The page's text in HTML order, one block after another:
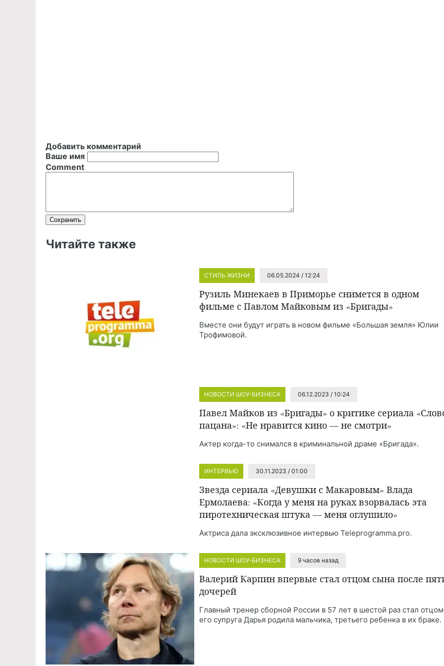
Добавить комментарий
Ваше имя
Comment
Читайте также
СТИЛЬ ЖИЗНИ 06.05.2024 / 12:24
Рузиль Минекаев в Приморье снимется в одном
фильме с Павлом Майковым из «Бригады»
Вместе они будут играть в новом фильме «Большая земля» Юлии
Трофимовой.
НОВОСТИ ШОУ-БИЗНЕСА 06.12.2023 / 10:24
Павел Майков из «Бригады» о критике сериала
пацана»: «Не нравится кино — не смотри»
Актер когда-то снимался в криминальной драме «Бригада».
ИНТЕРВЬЮ 30.11.2023 / 01:00
Звезда сериала «Девушки с Макаровым» Влада
Ермолаева: «Когда у меня на руках взорвалась эта
пиротехническая штука — меня оглушило»
Актриса дала эксклюзивное интервью Teleprogramma.pro.
НОВОСТИ ШОУ-БИЗНЕСА 9 часов назад
Валерий Карпин впервые стал отцом сына после
дочерей
Главный тренер сборной России в 57 лет в шестой раз стал
его супруга Дарья родила мальчика, третьего ребенка в их браке.